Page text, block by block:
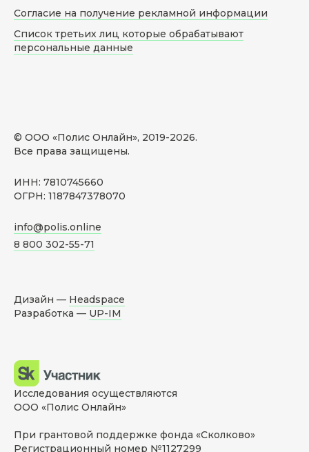
© ООО «Полис Онлайн», 2019-2026.
Все права защищены.
ИНН: 7810745660
ОГРН: 1187847378070
info@polis.online
8 800 302-55-71
Согласие на получение рекламной информации
Список третьих лиц которые обрабатывают
персональные данные
Дизайн — Headspace
Разработка — UP-IM
Исследования осуществляются
ООО «Полис Онлайн»
При грантовой поддержке фонда «Сколково»
Регистрационный номер №1127299